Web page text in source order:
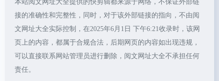
本站阅文网址大全提供的快剪辑都来源于网络，不保证外部链
接的准确性和完整性，同时，对于该外部链接的指向，不由阅
文网址大全实际控制，在2025年6月1日 下午6:21收录时，该网
页上的内容，都属于合规合法，后期网页的内容如出现违规，
可以直接联系网站管理员进行删除，阅文网址大全不承担任何
责任。